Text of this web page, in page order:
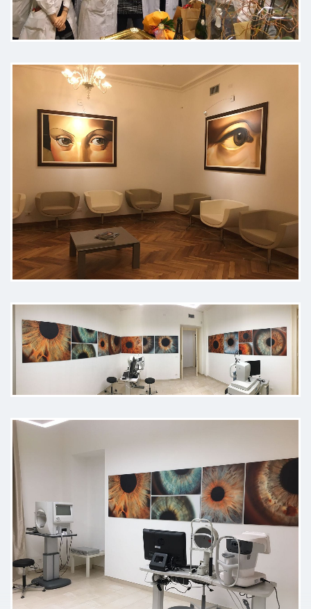
Competente , affidabile e
professionale , unica. Tornerò
sempre da lei
Davvero gentile e competente, così
come la sua collaboratrice. Tutta la
nostra famiglia si affida a lei. La
consiglio vivamente.
La Dottoressa è molto competente
ed empatica. I pazienti vengono
messi a proprio agio ed informati
in modo esaustivo.